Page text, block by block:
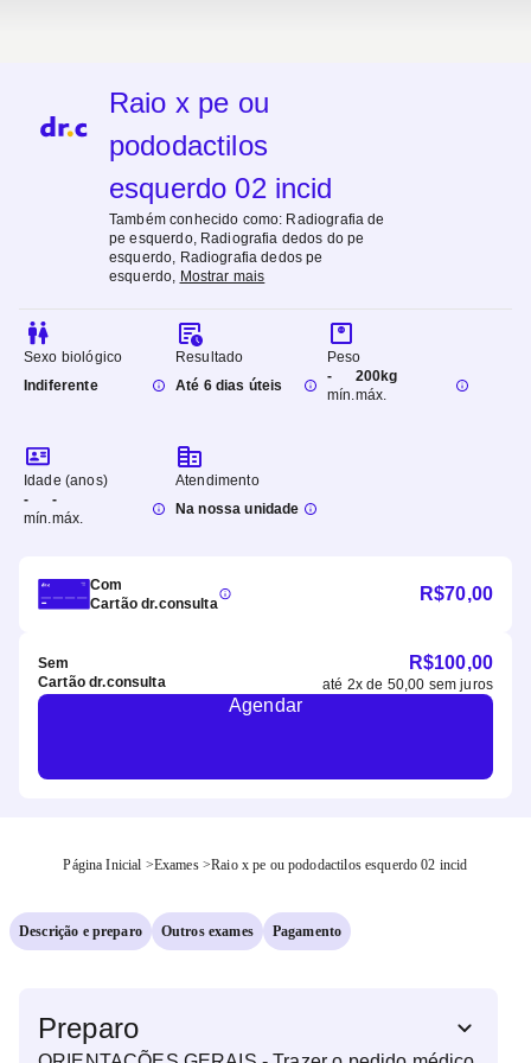
Raio x pe ou
pododactilos
esquerdo 02 incid
Também conhecido como: Radiografia de
pe esquerdo, Radiografia dedos do pe
esquerdo, Radiografia dedos pe
esquerdo, Mostrar mais
Sexo biológico
Indiferente
Resultado
Até 6 dias úteis
Peso
-
mín.
200kg
máx.
Idade (anos)
-
mín.
-
máx.
Atendimento
Na nossa unidade
Com
Cartão dr.consulta
R$70,00
Sem
Cartão dr.consulta
R$100,00
até 2x de 50,00 sem juros
Agendar
Página Inicial >Exames >Raio x pe ou pododactilos esquerdo 02 incid
Descrição e preparo Outros exames Pagamento
Preparo